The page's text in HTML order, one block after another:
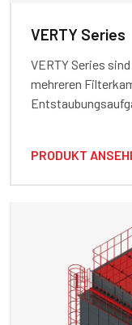
VERTY Series
VERTY Series
mehreren
PRODUKT